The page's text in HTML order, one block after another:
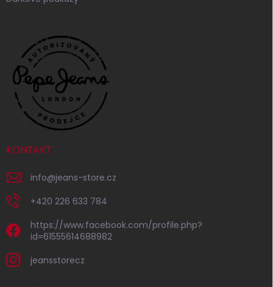
KONTAKT
info@jeans-store.cz
+420 226 633 784
https://www.facebook.com/profile.php?
id=61555614688982
jeansstorecz